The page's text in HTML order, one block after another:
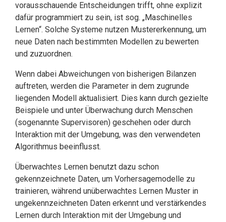
vorausschauende Entschei­dungen trifft, ohne explizit
da­für pro­grammiert zu sein, ist sog. „Maschi­nelles
Lernen“. Solche Systeme nutzen Musterer­kennung, um
neue Daten nach bestimmten Modellen zu bewerten
und zuzuordnen.
Wenn dabei Abweichungen von bisherigen Bilanzen
auftreten, werden die Para­meter in dem zugrunde
liegenden Modell aktualisiert. Dies kann durch gezielte
Bei­spiele und unter Überwachung durch Menschen
(sogenannte Supervisoren) gesche­hen oder durch
Interaktion mit der Umgebung, was den verwendeten
Algorithmus beeinflusst.
Überwachtes Lernen benutzt dazu schon
gekennzeichnete Daten, um Vorhersagemo­delle zu
trainieren, während unüberwachtes Lernen Muster in
ungekenn­zeichne­ten Daten erkennt und verstärkendes
Lernen durch Interaktion mit der Umgebung und